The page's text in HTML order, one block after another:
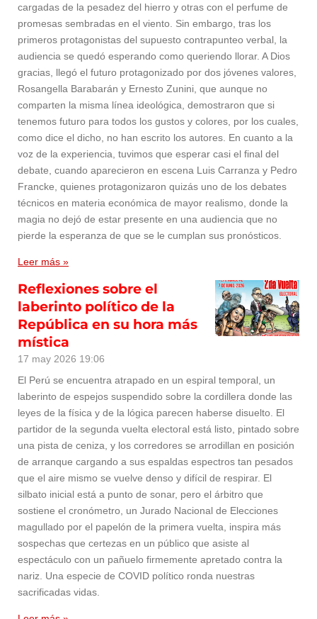
cargadas de la pesadez del hierro y otras con el perfume de
promesas sembradas en el viento. Sin embargo, tras los
primeros protagonistas del supuesto contrapunteo verbal, la
audiencia se quedó esperando como queriendo llorar. A Dios
gracias, llegó el futuro protagonizado por dos jóvenes valores,
Rosangella Barabarán y Ernesto Zunini, que aunque no
comparten la misma línea ideológica, demostraron que si
tenemos futuro para todos los gustos y colores, por los cuales,
como dice el dicho, no han escrito los autores. En cuanto a la
voz de la experiencia, tuvimos que esperar casi el final del
debate, cuando aparecieron en escena Luis Carranza y Pedro
Francke, quienes protagonizaron quizás uno de los debates
técnicos en materia económica de mayor realismo, donde la
magia no dejó de estar presente en una audiencia que no
pierde la esperanza de que se le cumplan sus pronósticos.
Leer más »
Reflexiones sobre el
laberinto político de la
República en su hora más
mística
17 may 2026 19:06
El Perú se encuentra atrapado en un espiral temporal, un
laberinto de espejos suspendido sobre la cordillera donde las
leyes de la física y de la lógica parecen haberse disuelto. El
partidor de la segunda vuelta electoral está listo, pintado sobre
una pista de ceniza, y los corredores se arrodillan en posición
de arranque cargando a sus espaldas espectros tan pesados
que el aire mismo se vuelve denso y difícil de respirar. El
silbato inicial está a punto de sonar, pero el árbitro que
sostiene el cronómetro, un Jurado Nacional de Elecciones
magullado por el papelón de la primera vuelta, inspira más
sospechas que certezas en un público que asiste al
espectáculo con un pañuelo firmemente apretado contra la
nariz. Una especie de COVID político ronda nuestras
sacrificadas vidas.